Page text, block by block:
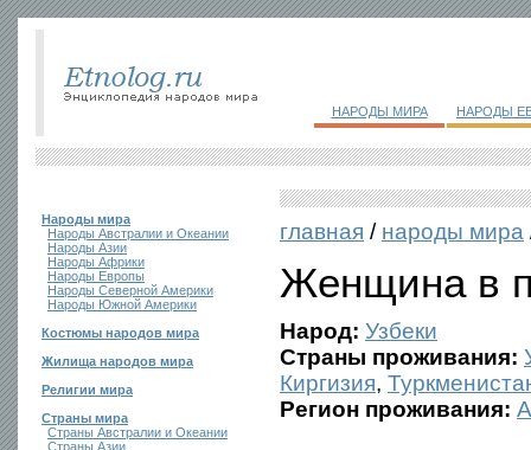
НАРОДЫ МИРА НАРОДЫ
Народы мира
Народы Австралии и Океании
Народы Азии
Народы Африки
Народы Европы
Народы Северной Америки
Народы Южной Америки
Костюмы народов мира
Жилища народов мира
Религии мира
Страны мира
Страны Австралии и Океании
Страны Азии
главная / народы мира
Женщина в
Народ: Узбеки
Страны проживания:
Киргизия,
Регион проживания: